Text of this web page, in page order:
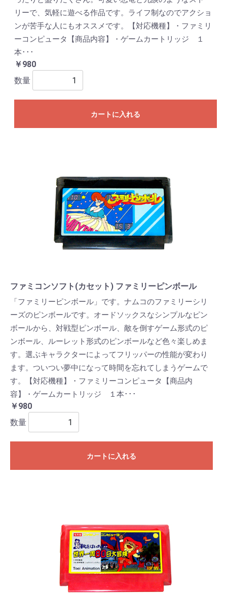
リーで、気軽に遊べる作品です。ライフ制なのでアクショ
ンが苦手な人にもオススメです。【対応機種】・ファミリ
ーコンピュータ【商品内容】・ゲームカートリッジ １
本･･･
￥980
数量
カートに入れる
ファミコンソフト(カセット) ファミリーピンボール
「ファミリーピンボール」です。ナムコのファミリーシリ
ーズのピンボールです。オードソックスなシンプルなピン
ボールから、対戦型ピンボール、敵を倒すゲーム形式のピ
ンボール、ルーレット形式のピンボールなど色々楽しめま
す。選ぶキャラクターによってフリッパーの性能が変わり
ます。ついつい夢中になって時間を忘れてしまうゲームで
す。【対応機種】・ファミリーコンピュータ【商品内
容】・ゲームカートリッジ １本･･･
￥980
数量
カートに入れる